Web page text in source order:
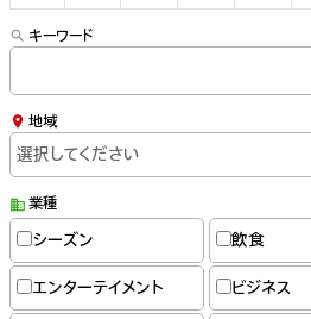
キーワード
地域
業種
シーズン 飲食
エンターテイメント ビジネス